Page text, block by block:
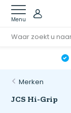
Menu
Merken
JCS Hi-Grip